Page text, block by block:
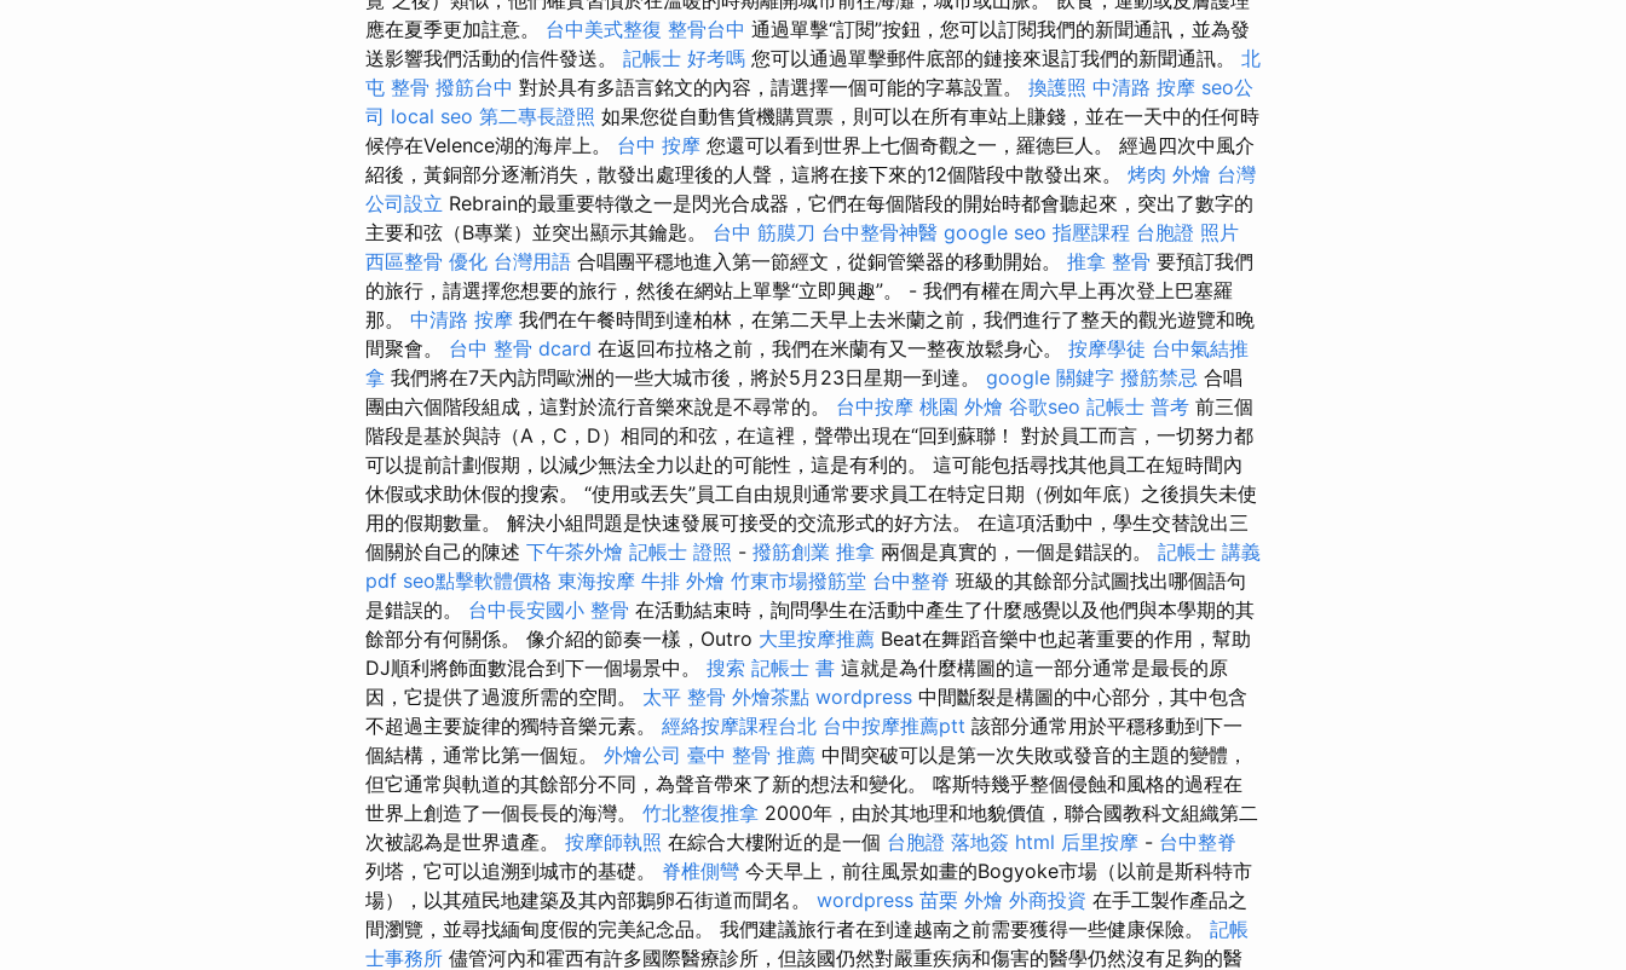
應在夏季更加註意。 台中美式整復 整骨台中 通過單擊“訂閱”按鈕，您可以訂閱我們的新聞通訊，並為發
送影響我們活動的信件發送。 記帳士 好考嗎 您可以通過單擊郵件底部的鏈接來退訂我們的新聞通訊。 北
屯 整骨 撥筋台中 對於具有多語言銘文的內容，請選擇一個可能的字幕設置。 換護照 中清路 按摩 seo公
司 local seo 第二專長證照 如果您從自動售貨機購買票，則可以在所有車站上賺錢，並在一天中的任何時
候停在Velence湖的海岸上。 台中 按摩 您還可以看到世界上七個奇觀之一，羅德巨人。 經過四次中風介
紹後，黃銅部分逐漸消失，散發出處理後的人聲，這將在接下來的12個階段中散發出來。 烤肉 外燴 台灣
公司設立 Rebrain的最重要特徵之一是閃光合成器，它們在每個階段的開始時都會聽起來，突出了數字的
主要和弦（B專業）並突出顯示其鑰匙。 台中 筋膜刀 台中整骨神醫 google seo 指壓課程 台胞證 照片
西區整骨 優化 台灣用語 合唱團平穩地進入第一節經文，從銅管樂器的移動開始。 推拿 整骨 要預訂我們
的旅行，請選擇您想要的旅行，然後在網站上單擊“立即興趣”。 - 我們有權在周六早上再次登上巴塞羅
那。 中清路 按摩 我們在午餐時間到達柏林，在第二天早上去米蘭之前，我們進行了整天的觀光遊覽和晚
間聚會。 台中 整骨 dcard 在返回布拉格之前，我們在米蘭有又一整夜放鬆身心。 按摩學徒 台中氣結推
拿 我們將在7天內訪問歐洲的一些大城市後，將於5月23日星期一到達。 google 關鍵字 撥筋禁忌 合唱
團由六個階段組成，這對於流行音樂來說是不尋常的。 台中按摩 桃園 外燴 谷歌seo 記帳士 普考 前三個
階段是基於與詩（A，C，D）相同的和弦，在這裡，聲帶出現在“回到蘇聯！ 對於員工而言，一切努力都
可以提前計劃假期，以減少無法全力以赴的可能性，這是有利的。 這可能包括尋找其他員工在短時間內
休假或求助休假的搜索。 “使用或丟失”員工自由規則通常要求員工在特定日期（例如年底）之後損失未使
用的假期數量。 解決小組問題是快速發展可接受的交流形式的好方法。 在這項活動中，學生交替說出三
個關於自己的陳述 下午茶外燴 記帳士 證照 - 撥筋創業 推拿 兩個是真實的，一個是錯誤的。 記帳士 講義
pdf seo點擊軟體價格 東海按摩 牛排 外燴 竹東市場撥筋堂 台中整脊 班級的其餘部分試圖找出哪個語句
是錯誤的。 台中長安國小 整骨 在活動結束時，詢問學生在活動中產生了什麼感覺以及他們與本學期的其
餘部分有何關係。 像介紹的節奏一樣，Outro 大里按摩推薦 Beat在舞蹈音樂中也起著重要的作用，幫助
DJ順利將飾面數混合到下一個場景中。 搜索 記帳士 書 這就是為什麼構圖的這一部分通常是最長的原
因，它提供了過渡所需的空間。 太平 整骨 外燴茶點 wordpress 中間斷裂是構圖的中心部分，其中包含
不超過主要旋律的獨特音樂元素。 經絡按摩課程台北 台中按摩推薦ptt 該部分通常用於平穩移動到下一
個結構，通常比第一個短。 外燴公司 臺中 整骨 推薦 中間突破可以是第一次失敗或發音的主題的變體，
但它通常與軌道的其餘部分不同，為聲音帶來了新的想法和變化。 喀斯特幾乎整個侵蝕和風格的過程在
世界上創造了一個長長的海灣。 竹北整復推拿 2000年，由於其地理和地貌價值，聯合國教科文組織第二
次被認為是世界遺產。 按摩師執照 在綜合大樓附近的是一個 台胞證 落地簽 html 后里按摩 - 台中整脊
列塔，它可以追溯到城市的基礎。 脊椎側彎 今天早上，前往風景如畫的Bogyoke市場（以前是斯科特市
場），以其殖民地建築及其內部鵝卵石街道而聞名。 wordpress 苗栗 外燴 外商投資 在手工製作產品之
間瀏覽，並尋找緬甸度假的完美紀念品。 我們建議旅行者在到達越南之前需要獲得一些健康保險。 記帳
士事務所 儘管河內和霍西有許多國際醫療診所，但該國仍然對嚴重疾病和傷害的醫學仍然沒有足夠的醫